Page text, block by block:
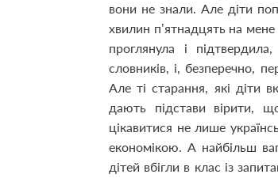
вони не знали. Але діти
хвилин п’ятнадцять на
проглянула і
словників, і, безперечно,
Але ті старання, які діти
дають підстави вірити,
цікавитися не лише
економікою. А найбільш
дітей вбігли в клас із